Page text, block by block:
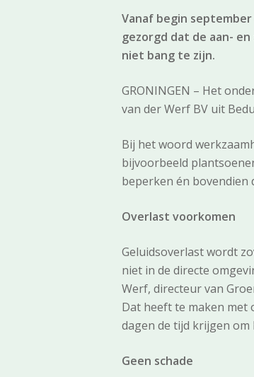
Vanaf begin
gezorgd dat de aan-
niet bang te zijn.
GRONINGEN – Het
van der Werf BV uit
Bij het woord
bijvoorbeeld
beperken én bovendien
Overlast voorkomen
Geluidsoverlast wordt
niet in de directe
Werf, directeur van
Dat heeft te maken met
dagen de tijd krijgen om
Geen schade